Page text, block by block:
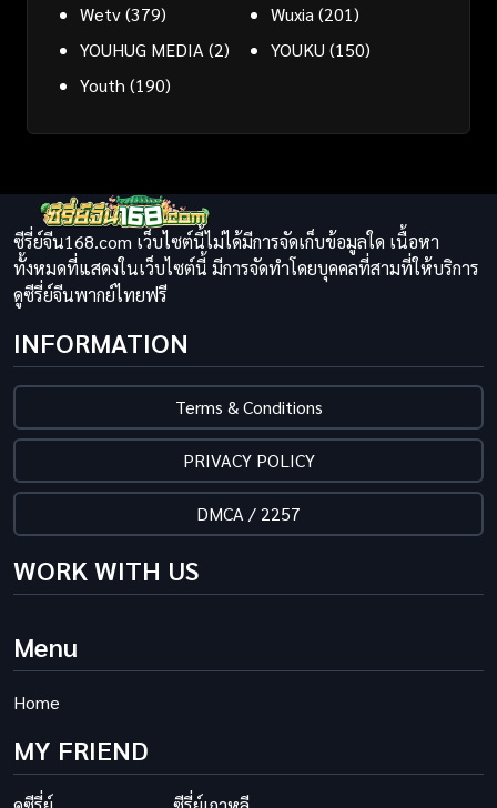
Wetv(379) Wuxia (201)
YOUHUG MEDIA (2) YOUKU (150)
Youth (190)
ซีรี่ย์จีน168.com เว็บไซต์นี้ไม่ได้มีการจัดเก็บข้อมูลใด เนื้อหา
ทั้งหมดที่แสดงในเว็บไซต์นี้ มีการจัดทำโดยบุคคลที่สามที่ให้บริการ
ดูซีรี่ย์จีนพากย์ไทยฟรี
INFORMATION
Terms & Conditions
PRIVACY POLICY
DMCA / 2257
WORK WITH US
Menu
Home
MY FRIEND